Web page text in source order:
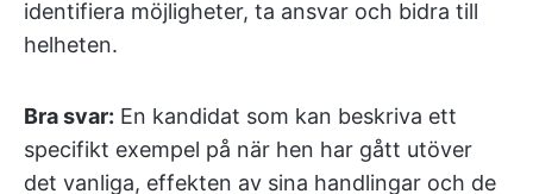
identifiera möjligheter, ta ansvar och bidra till
helheten.
Bra svar: En kandidat som kan beskriva ett
specifikt exempel på när hen har gått utöver
det vanliga, effekten av sina handlingar och de